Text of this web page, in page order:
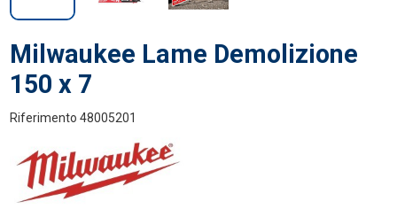
Milwaukee Lame Demolizione
150 x 7
Riferimento 48005201